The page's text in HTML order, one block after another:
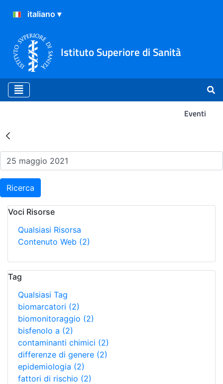
Istituto Superiore di Sanità
Eventi
Risultati della Ricerca -
Ricerca
Voci Risorse
Qualsiasi Risorsa
Contenuto Web (2)
Tag
Qualsiasi Tag
biomarcatori (2)
biomonitoraggio (2)
bisfenolo a (2)
contaminanti chimici (2)
differenze di genere (2)
epidemiologia (2)
fattori di rischio (2)